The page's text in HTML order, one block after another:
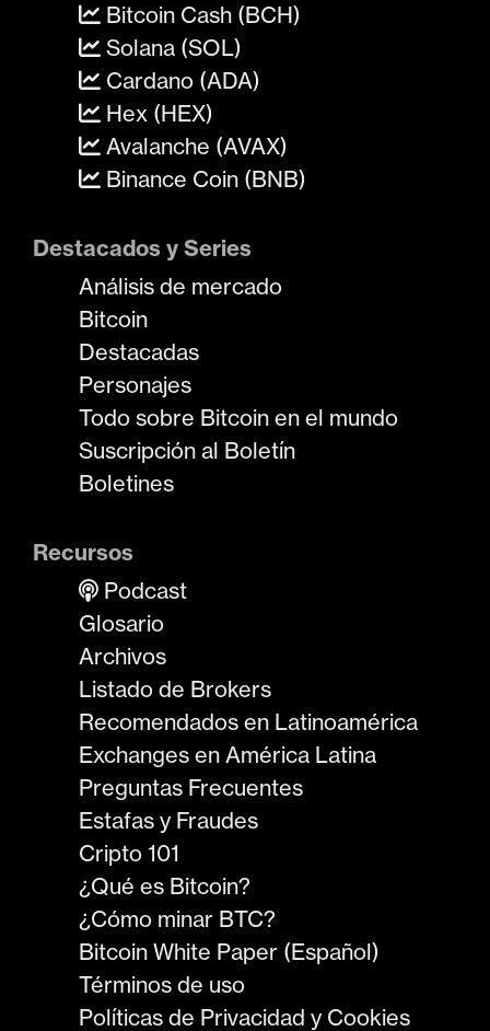
Bitcoin Cash (BCH)
Solana (SOL)
Cardano (ADA)
Hex (HEX)
Avalanche (AVAX)
Binance Coin (BNB)
Destacados y Series
Análisis de mercado
Bitcoin
Destacadas
Personajes
Todo sobre Bitcoin en el mundo
Suscripción al Boletín
Boletines
Recursos
Podcast
Glosario
Archivos
Listado de Brokers
Recomendados en Latinoamérica
Exchanges en América Latina
Preguntas Frecuentes
Estafas y Fraudes
Cripto 101
¿Qué es Bitcoin?
¿Cómo minar BTC?
Bitcoin White Paper (Español)
Términos de uso
Políticas de Privacidad y Cookies